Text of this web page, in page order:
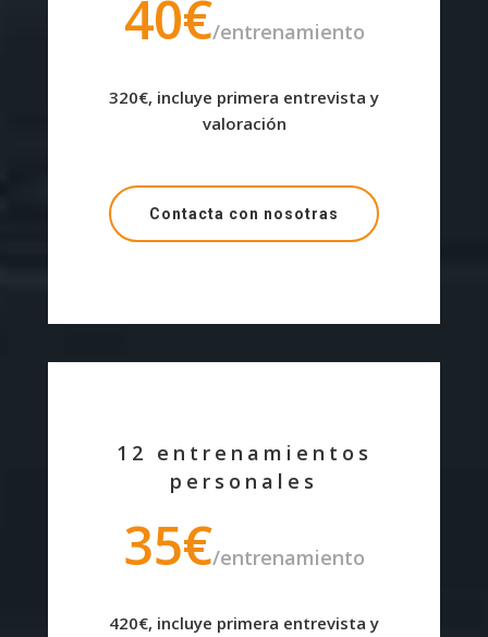
40€/entrenamiento
320€, incluye primera entrevista y
valoración
Contacta con nosotras
12 entrenamientos
personales
35€/entrenamiento
420€, incluye primera entrevista y